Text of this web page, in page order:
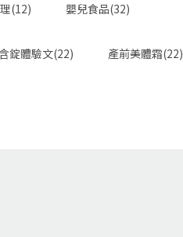
(12) 嬰兒食品(32)
錠體驗文(22) 產前美體霜(22)